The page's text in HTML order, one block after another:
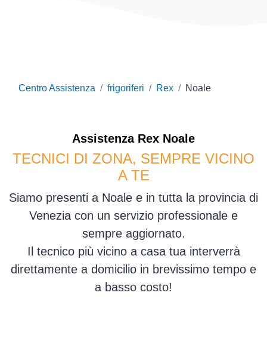
Centro Assistenza frigoriferi Rex Noale
Assistenza Rex Noale
TECNICI DI ZONA, SEMPRE VICINO
A TE
Siamo presenti a Noale e in tutta la provincia di
Venezia con un servizio professionale e
sempre aggiornato.
Il tecnico più vicino a casa tua interverrà
direttamente a domicilio in brevissimo tempo e
a basso costo!